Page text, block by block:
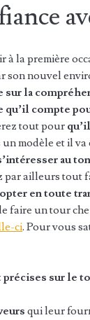
à la première
son nouvel
sur la
qu’il compte
tout pour
modèle et il
au
par ailleurs tout
en toute
faire un tour
ci. Pour vous
sur le
qui leur